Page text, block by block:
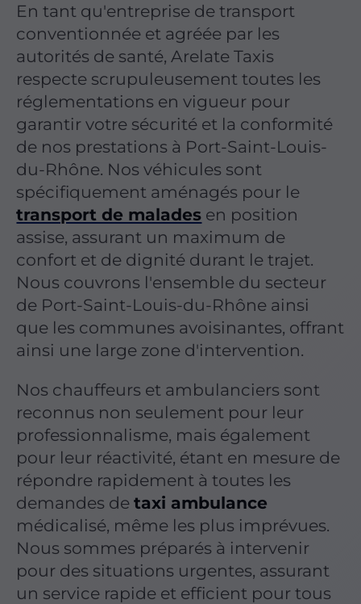
En tant qu'entreprise de transport
conventionnée et agréée par les
autorités de santé, Arelate Taxis
respecte scrupuleusement toutes les
réglementations en vigueur pour
garantir votre sécurité et la conformité
de nos prestations à Port-Saint-Louis-
du-Rhône. Nos véhicules sont
spécifiquement aménagés pour le
transport de malades en position
assise, assurant un maximum de
confort et de dignité durant le trajet.
Nous couvrons l'ensemble du secteur
de Port-Saint-Louis-du-Rhône ainsi
que les communes avoisinantes, offrant
ainsi une large zone d'intervention.
Nos chauffeurs et ambulanciers sont
reconnus non seulement pour leur
professionnalisme, mais également
pour leur réactivité, étant en mesure de
répondre rapidement à toutes les
demandes detaxi ambulance
médicalisé, même les plus imprévues.
Nous sommes préparés à intervenir
pour des situations urgentes, assurant
un service rapide et efficient pour tous